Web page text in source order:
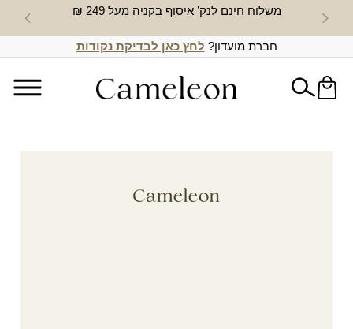
משלוח חינם לנק’ איסוף בקניה מעל 249 ₪ חדש
חברת מועדון? לחץ כאן לבדיקת נקודות